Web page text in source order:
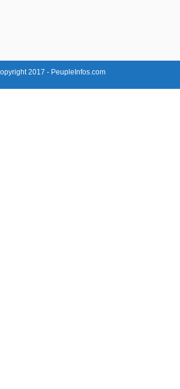
2017 - PeupleInfos.com